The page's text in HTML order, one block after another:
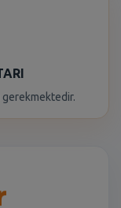
gerekmektedir.